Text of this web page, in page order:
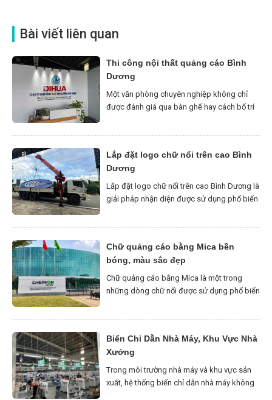
Bài viết liên quan
Thi công nội thất quảng cáo Bình
Dương
Một văn phòng chuyên nghiệp không chỉ
được đánh giá qua bàn ghế hay cách bố trí
khách hàng và đối tác. Vì vậy, thi công nội
thất quảng […]
Lắp đặt logo chữ nổi trên cao Bình
Dương
Lắp đặt logo chữ nổi trên cao Bình Dương là
giải pháp nhận diện được sử dụng phổ biến
công trình hoặc khu vực có khoảng cách
quan sát lớn nên […]
Chữ quảng cáo bằng Mica bền
bóng, màu sắc đẹp
Chữ quảng cáo bằng Mica là một trong
những dòng chữ nổi được sử dụng phổ biến
phong phú cùng khả năng gia công theo
nhiều kiểu […]
Biển Chỉ Dẫn Nhà Máy, Khu Vực Nhà
Xưởng
Trong môi trường nhà máy và khu vực sản
xuất, hệ thống biển chỉ dẫn nhà máy không